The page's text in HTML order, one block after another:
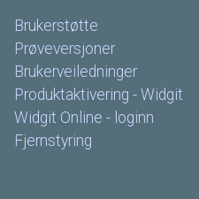
Brukerstøtte
Prøveversjoner
Brukerveiledninger
Produktaktivering - Widgit
Widgit Online - loginn
Fjernstyring